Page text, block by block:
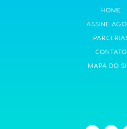
HOME
ASSINE
CONTATO
MAPA DO